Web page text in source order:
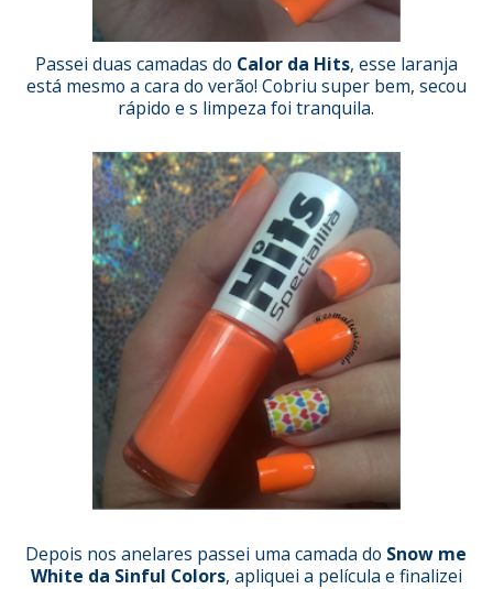
Passei duas camadas do Calor da Hits, esse laranja
está mesmo a cara do verão! Cobriu super bem, secou
rápido e s limpeza foi tranquila.
Depois nos anelares passei uma camada do Snow me
White da Sinful Colors, apliquei a película e finalizei